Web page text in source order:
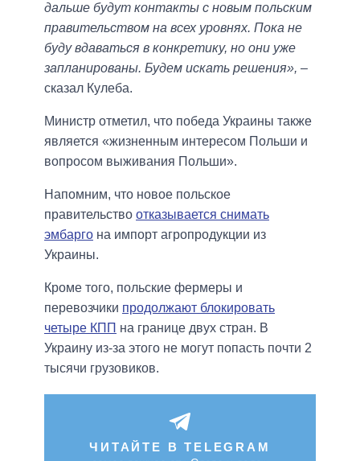
дальше будут контакты с новым польским
правительством на всех уровнях. Пока не
буду вдаваться в конкретику, но они уже
запланированы. Будем искать решения», –
сказал Кулеба.
Министр отметил, что победа Украины также
является «жизненным интересом Польши и
вопросом выживания Польши».
Напомним, что новое польское
правительство отказывается снимать
эмбарго на импорт агропродукции из
Украины.
Кроме того, польские фермеры и
перевозчики продолжают блокировать
четыре КПП на границе двух стран. В
Украину из-за этого не могут попасть почти 2
тысячи грузовиков.
ЧИТАЙТЕ В TELEGRAM